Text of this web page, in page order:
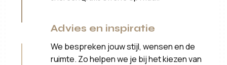
Advies en inspiratie
We bespreken jouw stijl, wensen en de
ruimte. Zo helpen we je bij het kiezen van